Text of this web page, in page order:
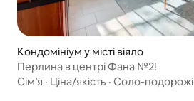
Кондомініум у місті віяло
Перлина в центрі Фана №2!
Сім’я · Ціна/якість · Соло-подорожі